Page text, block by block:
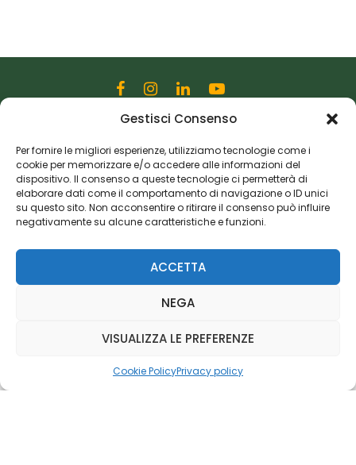
Gestisci Consenso
Per fornire le migliori esperienze, utilizziamo tecnologie come i
cookie per memorizzare e/o accedere alle informazioni del
dispositivo. Il consenso a queste tecnologie ci permetterà di
elaborare dati come il comportamento di navigazione o ID unici
su questo sito. Non acconsentire o ritirare il consenso può influire
negativamente su alcune caratteristiche e funzioni.
ACCETTA
NEGA
VISUALIZZA LE PREFERENZE
Cookie PolicyPrivacy policy
Via Martiri della Libertà, 28
20833 Giussano (MB)
P.I. 06982770965
Privacy Policy